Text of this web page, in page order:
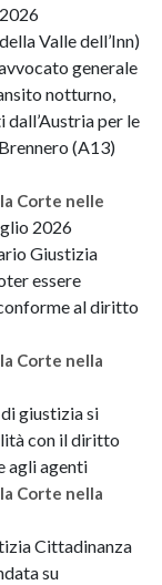
Valle dell’Inn)
generale
notturno,
per le
(A13)
Corte nelle
2026
Giustizia
essere
al diritto
Corte nella
giustizia si
con il diritto
agli agenti
Corte nella
Cittadinanza
su